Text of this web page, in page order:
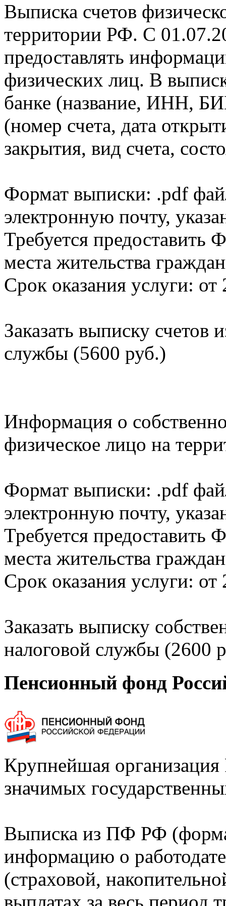
Выписка счетов
территории РФ. С
предоставлять
физических лиц. В
банке (название, ИНН,
(номер счета, дата
закрытия, вид счета,
Формат выписки: .pdf
электронную почту,
Требуется
места жительства
Срок оказания услуги: от
Заказать выписку счетов
службы (5600 руб.)
Информация о
физическое лицо на
Формат выписки: .pdf
электронную почту,
Требуется
места жительства
Срок оказания услуги: от
Заказать выписку
налоговой службы (2600
Пенсионный фонд
Крупнейшая
значимых
Выписка из ПФ РФ
информацию о
(страховой,
выплатах за весь период